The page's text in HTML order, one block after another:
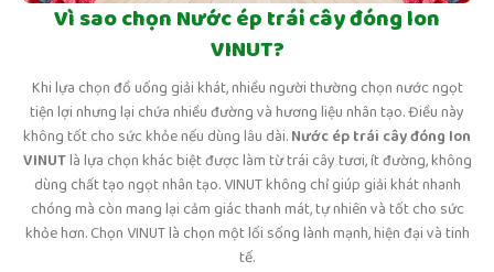
Vì sao chọn Nước ép trái cây đóng lon
VINUT?
Khi lựa chọn đồ uống giải khát, nhiều người thường chọn nước ngọt
tiện lợi nhưng lại chứa nhiều đường và hương liệu nhân tạo. Điều này
không tốt cho sức khỏe nếu dùng lâu dài.Nước ép trái cây đóng lon
VINUTlà lựa chọn khác biệt được làm từ trái cây tươi, ít đường, không
dùng chất tạo ngọt nhân tạo. VINUT không chỉ giúp giải khát nhanh
chóng mà còn mang lại cảm giác thanh mát, tự nhiên và tốt cho sức
khỏe hơn. Chọn VINUT là chọn một lối sống lành mạnh, hiện đại và tinh
tế.